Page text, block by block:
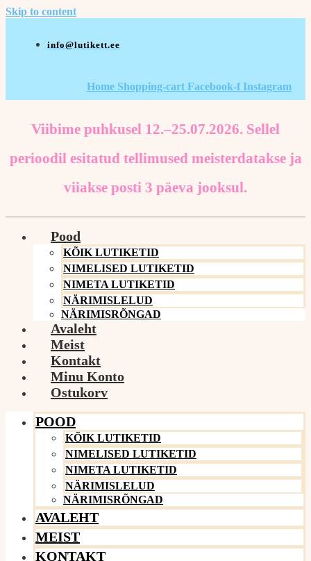
Skip to content
info@lutikett.ee
Home Shopping-cart Facebook-f Instagram
Viibime puhkusel 12.–25.07.2026. Sellel
perioodil esitatud tellimused meisterdatakse ja
viiakse posti 3 päeva jooksul.
Pood
KÕIK LUTIKETID
NIMELISED LUTIKETID
NIMETA LUTIKETID
NÄRIMISLELUD
NÄRIMISRÕNGAD
Avaleht
Meist
Kontakt
Minu Konto
Ostukorv
POOD
KÕIK LUTIKETID
NIMELISED LUTIKETID
NIMETA LUTIKETID
NÄRIMISLELUD
NÄRIMISRÕNGAD
AVALEHT
MEIST
KONTAKT